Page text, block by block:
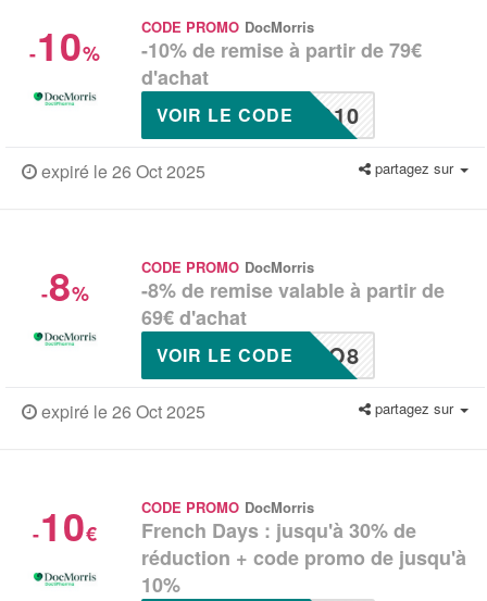
-10%
CODE PROMO DocMorris
-10% de remise à partir de 79€
d'achat
O10
VOIR LE CODE
expiré le 26 Oct 2025 partagez sur
-8%
CODE PROMO DocMorris
-8% de remise valable à partir de
69€ d'achat
CO8
VOIR LE CODE
expiré le 26 Oct 2025 partagez sur
-10€
CODE PROMO DocMorris
French Days : jusqu'à 30% de
réduction + code promo de jusqu'à
10%